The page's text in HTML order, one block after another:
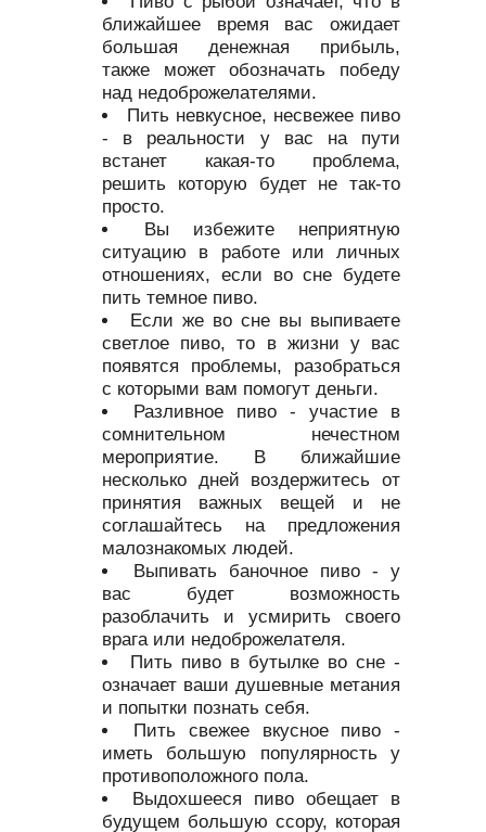
ближайшее время вас ожидает
большая денежная прибыль,
также может обозначать победу
над недоброжелателями.
Пить невкусное, несвежее пиво
- в реальности у вас на пути
встанет какая-то проблема,
решить которую будет не так-то
просто.
Вы избежите неприятную
ситуацию в работе или личных
отношениях, если во сне будете
пить темное пиво.
Если же во сне вы выпиваете
светлое пиво, то в жизни у вас
появятся проблемы, разобраться
с которыми вам помогут деньги.
Разливное пиво - участие в
сомнительном нечестном
мероприятие. В ближайшие
несколько дней воздержитесь от
принятия важных вещей и не
соглашайтесь на предложения
малознакомых людей.
Выпивать баночное пиво - у
вас будет возможность
разоблачить и усмирить своего
врага или недоброжелателя.
Пить пиво в бутылке во сне -
означает ваши душевные метания
и попытки познать себя.
Пить свежее вкусное пиво -
иметь большую популярность у
противоположного пола.
Выдохшееся пиво обещает в
будущем большую ссору, которая